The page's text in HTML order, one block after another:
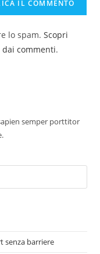
lo spam.Scopri
commenti.
semper porttitor
senza barriere